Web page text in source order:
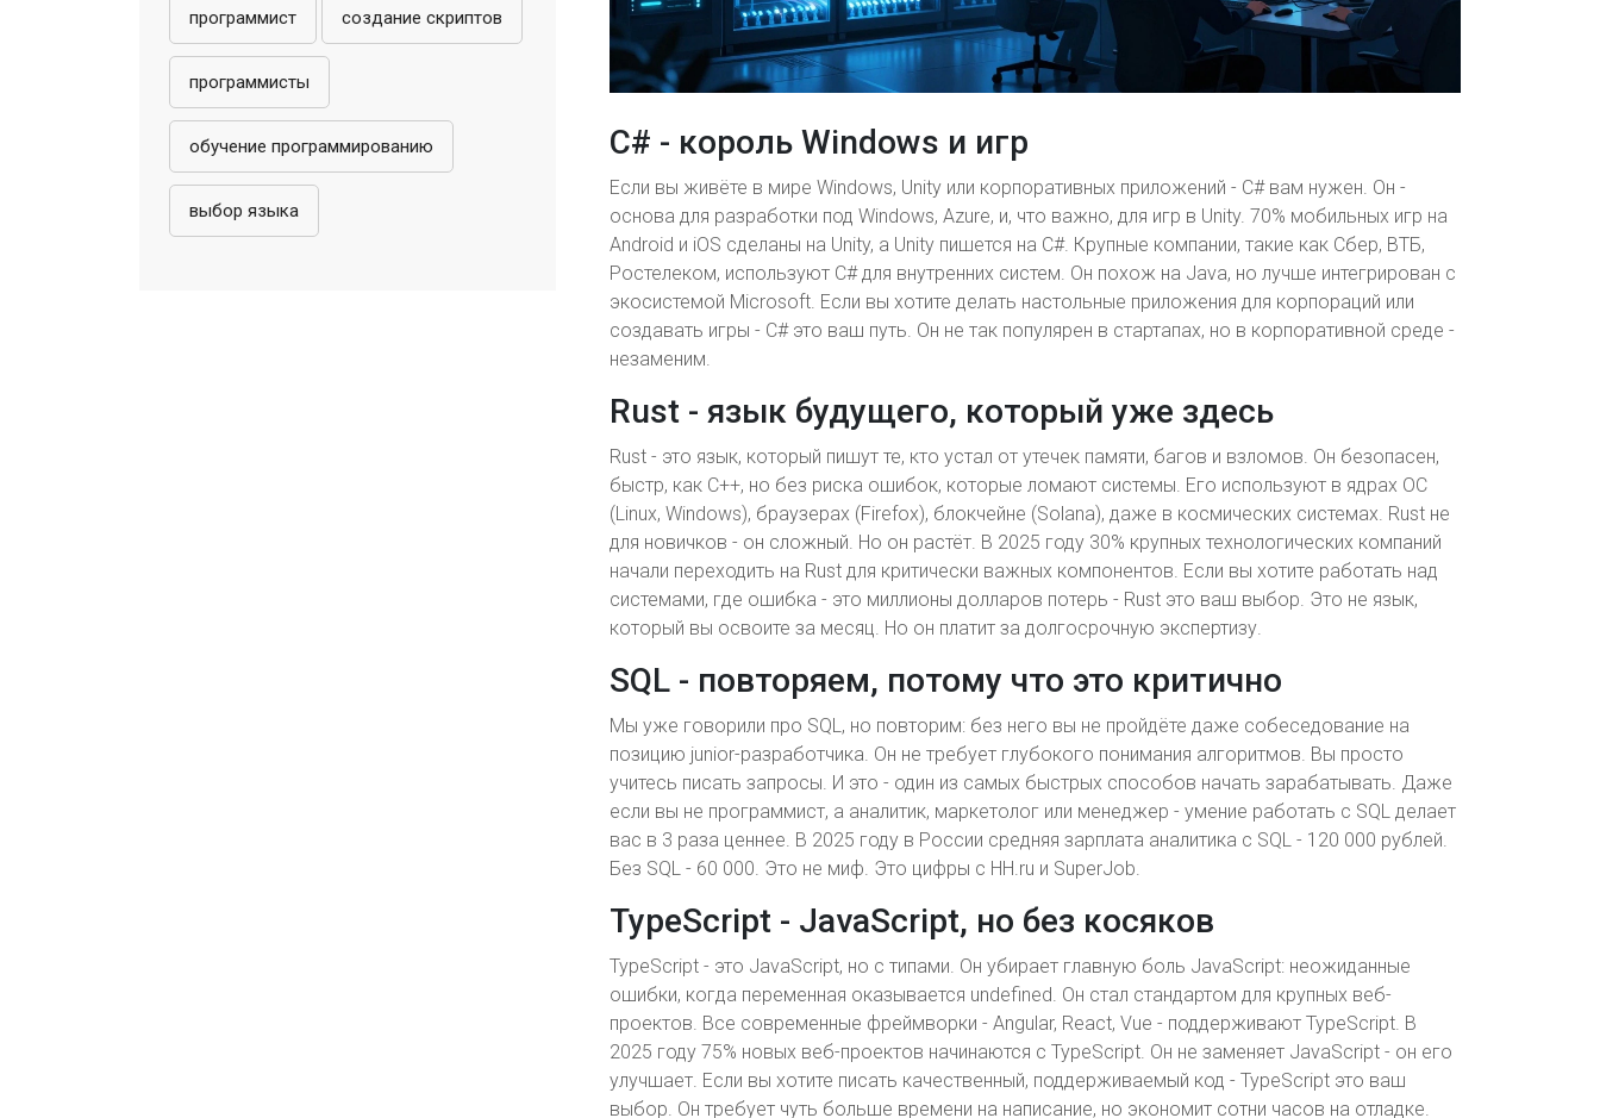
программист создание скриптов
программисты
обучение программированию
выбор языка
C# - король Windows и игр
Если вы живёте в мире Windows, Unity или корпоративных приложений - C# вам нужен. Он -
основа для разработки под Windows, Azure, и, что важно, для игр в Unity. 70% мобильных игр на
Android и iOS сделаны на Unity, а Unity пишется на C#. Крупные компании, такие как Сбер, ВТБ,
Ростелеком, используют C# для внутренних систем. Он похож на Java, но лучше интегрирован с
экосистемой Microsoft. Если вы хотите делать настольные приложения для корпораций или
создавать игры - C# это ваш путь. Он не так популярен в стартапах, но в корпоративной среде -
незаменим.
Rust - язык будущего, который уже здесь
Rust - это язык, который пишут те, кто устал от утечек памяти, багов и взломов. Он безопасен,
быстр, как C++, но без риска ошибок, которые ломают системы. Его используют в ядрах ОС
(Linux, Windows), браузерах (Firefox), блокчейне (Solana), даже в космических системах. Rust не
для новичков - он сложный. Но он растёт. В 2025 году 30% крупных технологических компаний
начали переходить на Rust для критически важных компонентов. Если вы хотите работать над
системами, где ошибка - это миллионы долларов потерь - Rust это ваш выбор. Это не язык,
который вы освоите за месяц. Но он платит за долгосрочную экспертизу.
SQL - повторяем, потому что это критично
Мы уже говорили про SQL, но повторим: без него вы не пройдёте даже собеседование на
позицию junior-разработчика. Он не требует глубокого понимания алгоритмов. Вы просто
учитесь писать запросы. И это - один из самых быстрых способов начать зарабатывать. Даже
если вы не программист, а аналитик, маркетолог или менеджер - умение работать с SQL делает
вас в 3 раза ценнее. В 2025 году в России средняя зарплата аналитика с SQL - 120 000 рублей.
Без SQL - 60 000. Это не миф. Это цифры с HH.ru и SuperJob.
TypeScript - JavaScript, но без косяков
TypeScript - это JavaScript, но с типами. Он убирает главную боль JavaScript: неожиданные
ошибки, когда переменная оказывается undefined. Он стал стандартом для крупных веб-
проектов. Все современные фреймворки - Angular, React, Vue - поддерживают TypeScript. В
2025 году 75% новых веб-проектов начинаются с TypeScript. Он не заменяет JavaScript - он его
улучшает. Если вы хотите писать качественный, поддерживаемый код - TypeScript это ваш
выбор. Он требует чуть больше времени на написание, но экономит сотни часов на отладке.